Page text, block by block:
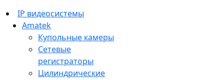
IP видеосистемы
Amatek
Купольные камеры
Сетевые
регистраторы
Цилиндрические